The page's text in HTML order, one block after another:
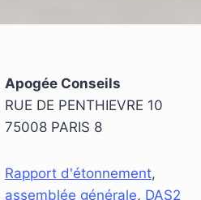
Apogée Conseils
RUE DE PENTHIEVRE 10
75008 PARIS 8
Rapport d'étonnement,
assemblée générale, DAS2